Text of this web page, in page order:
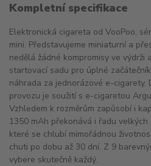
Kompletní specifikace
Elektronická cigareta od VooPoo,
mini. Představujeme miniaturní a
nedělá žádné kompromisy ve výdrži
startovací sadu pro úplné
náhrada za jednorázové e-cigarety.
provozu je soužití s e-cigaretou
Vzhledem k rozměrům zapůsobí i
1350 mAh překonává i řadu
které se chlubí mimořádnou
chuti po dobu až 30 dní. Z 9
vybere skutečně každý.